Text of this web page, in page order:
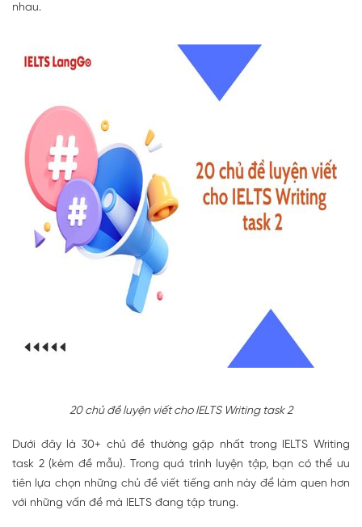
nhau.
20 chủ đề luyện viết cho IELTS Writing task 2
Dưới đây là 30+ chủ đề thường gặp nhất trong IELTS Writing
task 2 (kèm đề mẫu). Trong quá trình luyện tập, bạn có thể ưu
tiên lựa chọn những chủ đề viết tiếng anh này để làm quen hơn
với những vấn đề mà IELTS đang tập trung.